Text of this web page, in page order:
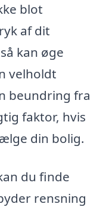
blot
af dit
kan øge
velholdt
beundring fra
faktor, hvis
din bolig.
du finde
rensning